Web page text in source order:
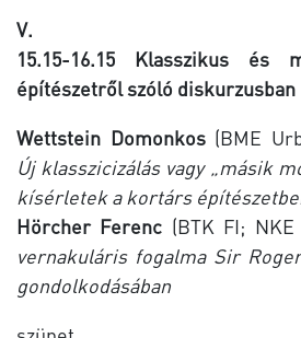
V.
15.15-16.15 Klasszikus és
építészetről szóló diskurzusban
Wettstein Domonkos (BME
Új klasszicizálás vagy „másik
kísérletek a kortárs
Hörcher Ferenc (BTK FI; NKE
vernakuláris fogalma Sir
gondolkodásában